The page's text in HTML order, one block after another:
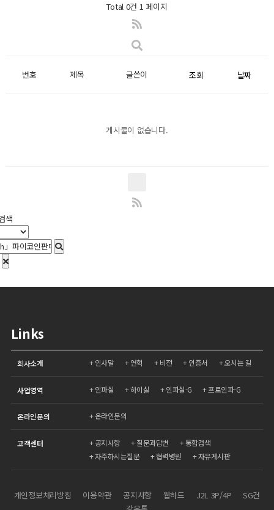
Total 0건 1 페이지
번호 제목 글쓴이 조회 날짜
게시물이 없습니다.
색
Links
회사소개 인사말 연혁 비전 인증서 오시는 길
사업영역 인파실 하이실 인파실-G 프로인파-G
온라인문의 온라인문의
고객센터 공지사항 질문과답변
통합검색
자주하시는질문
협력병원 자유게시판
개인정보처리방침 이용약관 공지사항 웹하드 J2L 3P/4P
SG건